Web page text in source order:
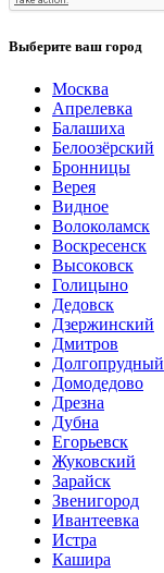
Выберите ваш город
Москва
Апрелевка
Балашиха
Белоозёрский
Бронницы
Верея
Видное
Волоколамск
Воскресенск
Высоковск
Голицыно
Дедовск
Дзержинский
Дмитров
Долгопрудный
Домодедово
Дрезна
Дубна
Егорьевск
Жуковский
Зарайск
Звенигород
Ивантеевка
Истра
Кашира